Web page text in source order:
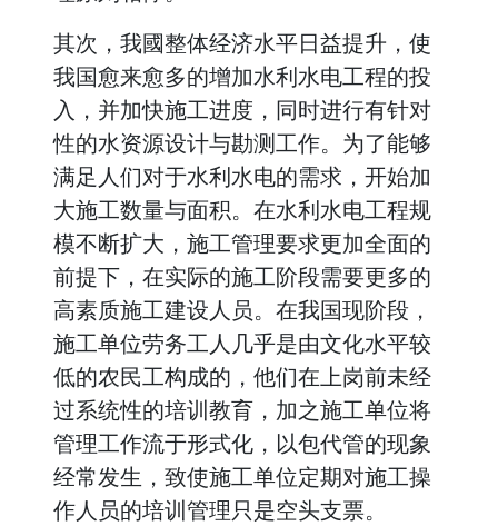
其次，我國整体经济水平日益提升，使
我国愈来愈多的增加水利水电工程的投
入，并加快施工进度，同时进行有针对
性的水资源设计与勘测工作。为了能够
满足人们对于水利水电的需求，开始加
大施工数量与面积。在水利水电工程规
模不断扩大，施工管理要求更加全面的
前提下，在实际的施工阶段需要更多的
高素质施工建设人员。在我国现阶段，
施工单位劳务工人几乎是由文化水平较
低的农民工构成的，他们在上岗前未经
过系统性的培训教育，加之施工单位将
管理工作流于形式化，以包代管的现象
经常发生，致使施工单位定期对施工操
作人员的培训管理只是空头支票。